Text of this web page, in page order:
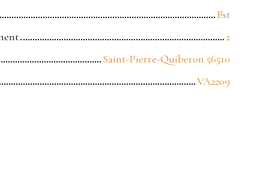
Est
2
Saint-Pierre-Quiberon 56510
VA2209